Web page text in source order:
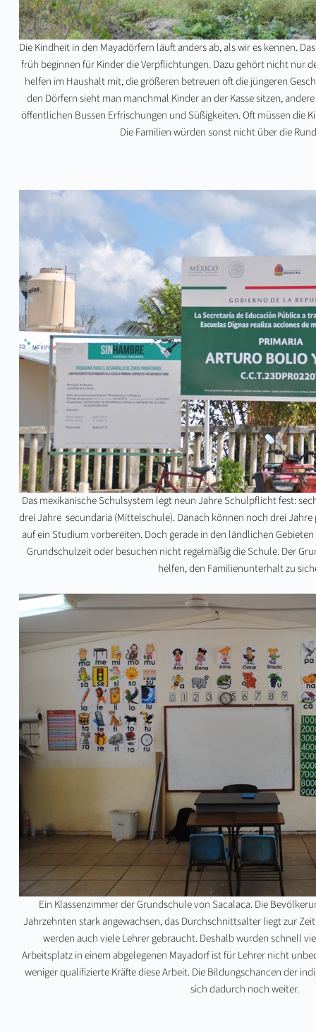
Die Kindheit in den Mayadörfern läuft anders ab, als wir es kennen.
früh beginnen für Kinder die Verpflichtungen. Dazu gehört nicht nur
helfen im Haushalt mit, die größeren betreuen oft die jüngeren
den Dörfern sieht man manchmal Kinder an der Kasse sitzen,
öffentlichen Bussen Erfrischungen und Süßigkeiten. Oft müssen die
Die Familien würden sonst nicht über die
Das mexikanische Schulsystem legt neun Jahre Schulpflicht fest:
drei Jahre secundaria (Mittelschule). Danach können noch drei
auf ein Studium vorbereiten. Doch gerade in den ländlichen
Grundschulzeit oder besuchen nicht regelmäßig die Schule. Der
helfen, den Familienunterhalt zu
Ein Klassenzimmer der Grundschule von Sacalaca. Die
Jahrzehnten stark angewachsen, das Durchschnittsalter liegt zur
werden auch viele Lehrer gebraucht. Deshalb wurden schnell
Arbeitsplatz in einem abgelegenen Mayadorf ist für Lehrer nicht
weniger qualifizierte Kräfte diese Arbeit. Die Bildungschancen der
sich dadurch noch weiter.